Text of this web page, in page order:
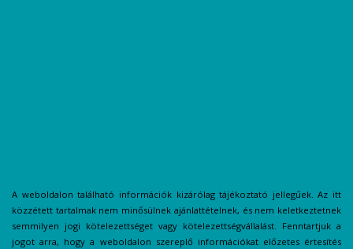
A weboldalon található információk kizárólag tájékoztató jellegűek. Az itt
közzétett tartalmak nem minősülnek ajánlattételnek, és nem keletkeztetnek
semmilyen jogi kötelezettséget vagy kötelezettségvállalást. Fenntartjuk a
jogot arra, hogy a weboldalon szereplő információkat előzetes értesítés